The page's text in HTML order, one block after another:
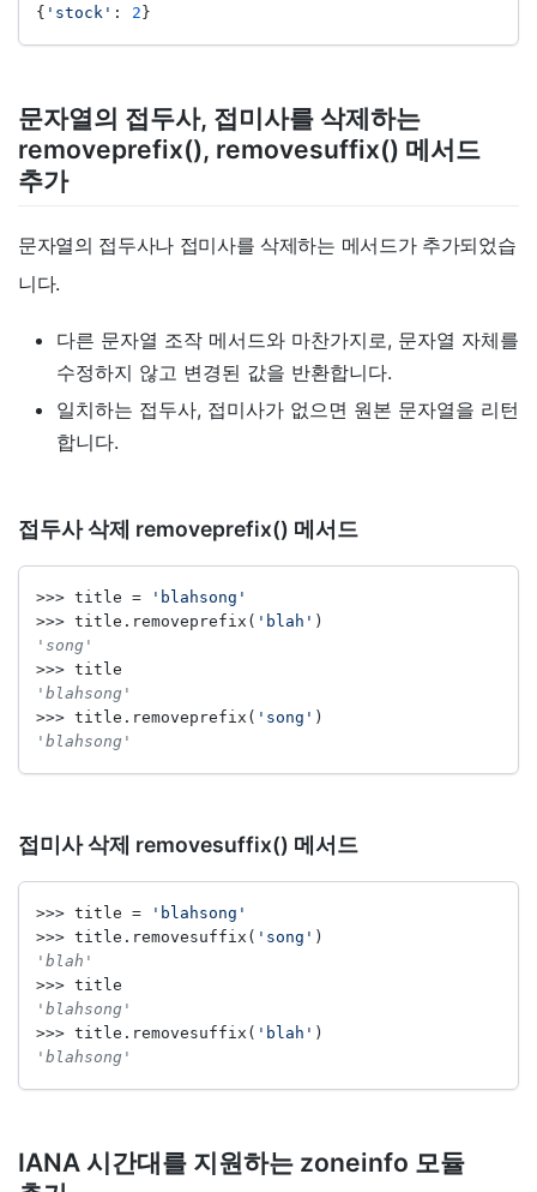
{ 'stock' : 2 }
문자열의 접두사, 접미사를 삭제하는
removeprefix(), removesuffix() 메서드
추가
문자열의 접두사나 접미사를 삭제하는 메서드가 추가되었습
니다.
다른 문자열 조작 메서드와 마찬가지로, 문자열 자체를
수정하지 않고 변경된 값을 반환합니다.
일치하는 접두사, 접미사가 없으면 원본 문자열을 리턴
합니다.
접두사 삭제 removeprefix() 메서드
>>> title =
'blahsong'
>>> title.removeprefix( 'blah' )
'song'
>>> title
'blahsong'
>>> title.removeprefix( 'song' )
'blahsong'
접미사 삭제 removesuffix() 메서드
>>> title =
'blahsong'
>>> title.removesuffix( 'song' )
'blah'
>>> title
'blahsong'
>>> title.removesuffix( 'blah' )
'blahsong'
IANA 시간대를 지원하는 zoneinfo 모듈